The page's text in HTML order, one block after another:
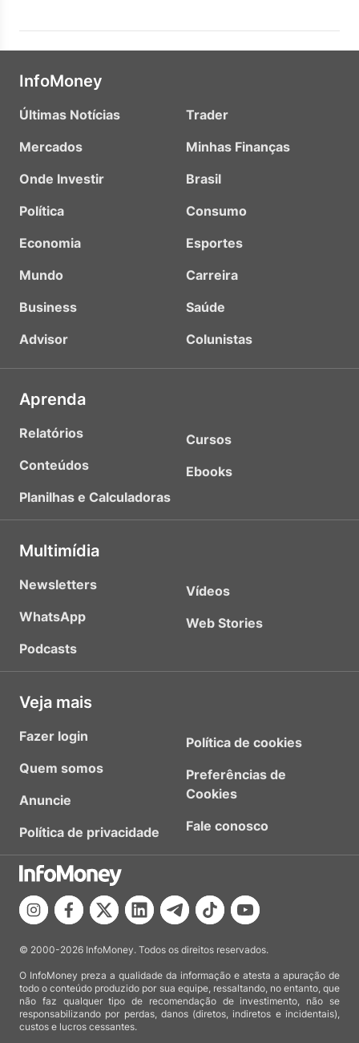
InfoMoney
Últimas Notícias
Mercados
Onde Investir
Política
Economia
Mundo
Business
Advisor
Trader
Minhas Finanças
Brasil
Consumo
Esportes
Carreira
Saúde
Colunistas
Aprenda
Relatórios
Conteúdos
Planilhas e Calculadoras
Cursos
Ebooks
Multimídia
Newsletters
WhatsApp
Podcasts
Vídeos
Web Stories
Veja mais
Fazer login
Quem somos
Anuncie
Política de privacidade
Política de cookies
Preferências de
Cookies
Fale conosco
© 2000-2026 InfoMoney. Todos os direitos reservados.
O InfoMoney preza a qualidade da informação e atesta a apuração de
todo o conteúdo produzido por sua equipe, ressaltando, no entanto, que
não faz qualquer tipo de recomendação de investimento, não se
responsabilizando por perdas, danos (diretos, indiretos e incidentais),
custos e lucros cessantes.